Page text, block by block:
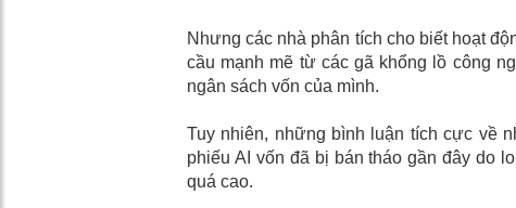
Nhưng các nhà phân tích cho biết hoạt
cầu mạnh mẽ từ các gã khổng lồ công
ngân sách vốn của mình.
Tuy nhiên, những bình luận tích cực về
phiếu AI vốn đã bị bán tháo gần đây do
quá cao.